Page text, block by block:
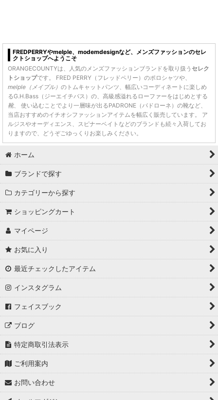
FREDPERRYやmelple、modemdesignなど、メンズファッションのセレ
クトショップへようこそ
ORANGECOUNTYは、人気のメンズファッションブランドを取り扱う セレク
トショップです。 FRED PERRY（フレッドペリー）のポロシャツや、
melple（メイプル） のトムキャットパンツ、幅広いコーディネートに楽しめ
るG.H.Bass（ジーエイチバス）の、高級感溢れるローファーをはじめとする
靴、 使い込むことでより一層味が出るPADRONE（パドローネ）の靴など、
当店おすすめのイチオシファッションアイテムを幅広く販売しています。 ア
ルジスやオーディエンス、スピナーベイトなどのブランドも続々入荷してお
りますので、どうぞごゆっくりお楽しみください。
ホーム
ブランドで探す
カテゴリーから探す
ショッピングカート
マイページ
お気に入り
最近チェックしたアイテム
インスタグラム
フェイスブック
ブログ
特定商取引法表示
ご利用案内
お問い合わせ